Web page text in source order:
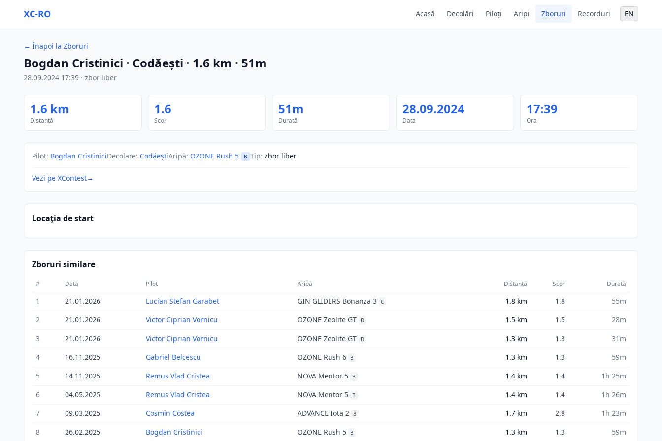
XC-RO Acasă Decolări Piloți Aripi Zboruri Recorduri EN
← Înapoi la Zboruri
Bogdan Cristinici · Codăești · 1.6 km · 51m
28.09.2024 17:39 · zbor liber
1.6 km
Distanță
1.6
Scor
51m
Durată
28.09.2024
Data
17:39
Ora
Pilot: Bogdan CristiniciDecolare: CodăeștiAripă: OZONE Rush 5 B Tip: zbor liber
Vezi pe XContest→
Locația de start
Zboruri similare
# Data Pilot Aripă Distanță Scor Durată
1 21.01.2026 Lucian Ștefan Garabet GIN GLIDERS Bonanza 3 C 1.8 km 1.8
55m
2
21.01.2026 Victor Ciprian Vornicu OZONE Zeolite GT D 1.5 km 1.5
28m
3
21.01.2026 Victor Ciprian Vornicu OZONE Zeolite GT D 1.3 km 1.3
31m
4
16.11.2025 Gabriel Belcescu OZONE Rush 6 B 1.3 km 1.3
59m
5
14.11.2025 Remus Vlad Cristea NOVA Mentor 5 B 1.4 km 1.4
1h 25m
6
04.05.2025 Remus Vlad Cristea NOVA Mentor 5 B 1.4 km 1.4
1h 26m
7
09.03.2025 Cosmin Costea ADVANCE Iota 2 B 1.7 km 2.8
1h 23m
8
26.02.2025 Bogdan Cristinici OZONE Rush 5 B 1.3 km 1.3 59m